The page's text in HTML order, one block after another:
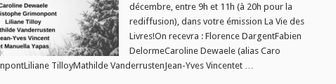
mercredi
18/12
décembre, entre 9h et 11h (à 20h pour la
rediffusion), dans votre émission La Vie des
Livres!On recevra : Florence DargentFabien
DelormeCaroline Dewaele (alias Caro
TilloyMathilde VanderrustenJean-Yves Vincentet …